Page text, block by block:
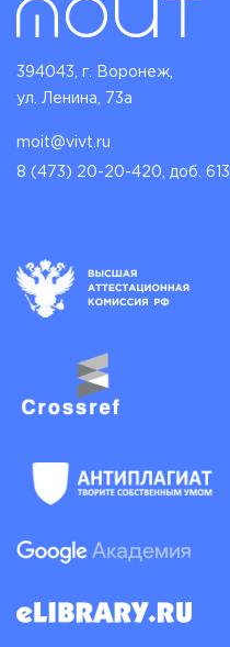
394043, г. Воронеж,
ул. Ленина, 73а
moit@vivt.ru
8 (473) 20-20-420, доб. 6131